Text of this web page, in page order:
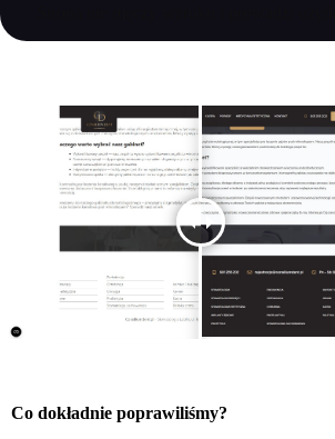
Co dokładnie poprawiliśmy?